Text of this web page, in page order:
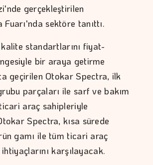
gerçekleştirilen
sektöre tanıttı.
standartlarını fiyat-
bir araya getirme
geçirilen Otokar Spectra, ilk
parçaları ile sarf ve bakım
araç sahipleriyle
Spectra, kısa sürede
gamı ile tüm ticari araç
ihtiyaçlarını karşılayacak.